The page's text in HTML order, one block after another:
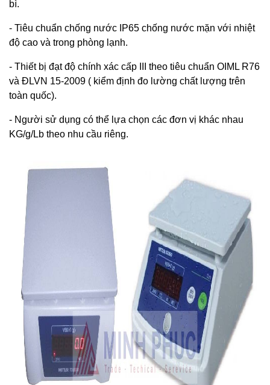
bì.
- Tiêu chuẩn chống nước IP65 chống nước mặn với nhiệt
độ cao và trong phòng lạnh.
- Thiết bị đạt độ chính xác cấp III theo tiêu chuẩn OIML R76
và ĐLVN 15-2009 ( kiểm định đo lường chất lượng trên
toàn quốc).
- Người sử dụng có thể lựa chọn các đơn vị khác nhau
KG/g/Lb theo nhu cầu riêng.